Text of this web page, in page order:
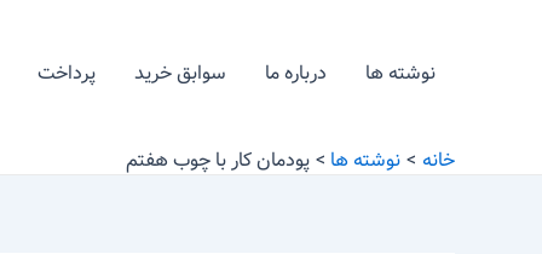
نوشته ها درباره ما سوابق خرید پرداخت
خانه نوشته ها پودمان کار با چوب هفتم